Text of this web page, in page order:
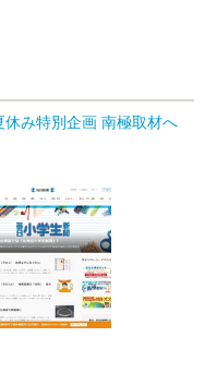
み特別企画 南極取材へ